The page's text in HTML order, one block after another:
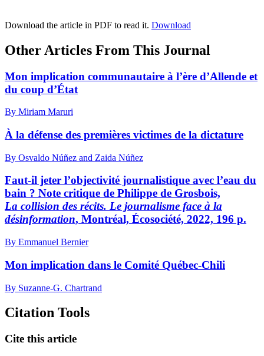
Download the article in PDF to read it. Download
Other Articles From This Journal
Mon implication communautaire à l’ère d’Allende et
du coup d’État
By Miriam Maruri
À la défense des premières victimes de la dictature
By Osvaldo Núñez and Zaida Núñez
Faut-il jeter l’objectivité journalistique avec l’eau du
bain ? Note critique de Philippe de Grosbois,
La collision des récits. Le journalisme face à la
désinformation, Montréal, Écosociété, 2022, 196 p.
By Emmanuel Bernier
Mon implication dans le Comité Québec‑Chili
By Suzanne-G. Chartrand
Citation Tools
Cite this article